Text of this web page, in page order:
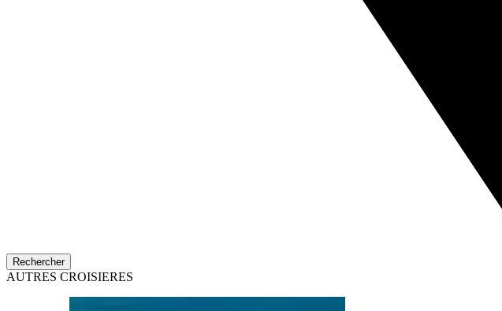
Rechercher
AUTRES CROISIERES